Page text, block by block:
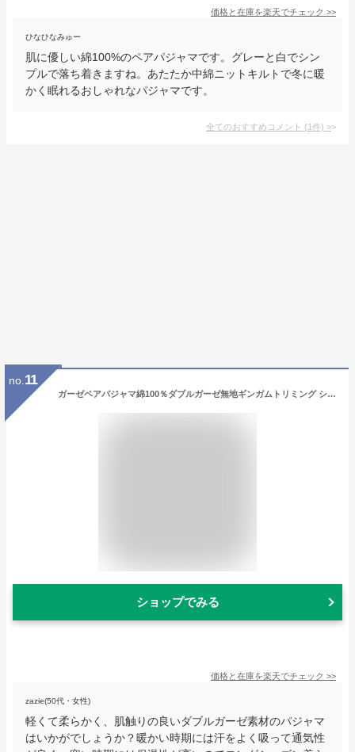
価格と在庫を楽天でチェック >>
ひなひなみゅー
肌に優しい綿100%のペアパジャマです。グレーと白でシン
プルで落ち着きますね。あたたか中綿ニットキルトで冬に暖
かく眠れるおしゃれなパジャマです。
全てのおすすめコメント (1件) >
no. 11
ガーゼペアパジャマ綿100％ダブルガーゼ無地ギンガムトリミング シャツパジャマ【長袖・長ズボン】【春・初秋向き商品】【ギフトパジャマ】【父の日 母の日】【ギフト】【プレゼント】【メンズ・レディース】
ショップでみる
価格と在庫を楽天でチェック >>
zazie(50代・女性)
軽くて柔らかく、肌触りの良いダブルガーゼ素材のパジャマ
はいかがでしょうか？暖かい時期には汗をよく吸って通気性